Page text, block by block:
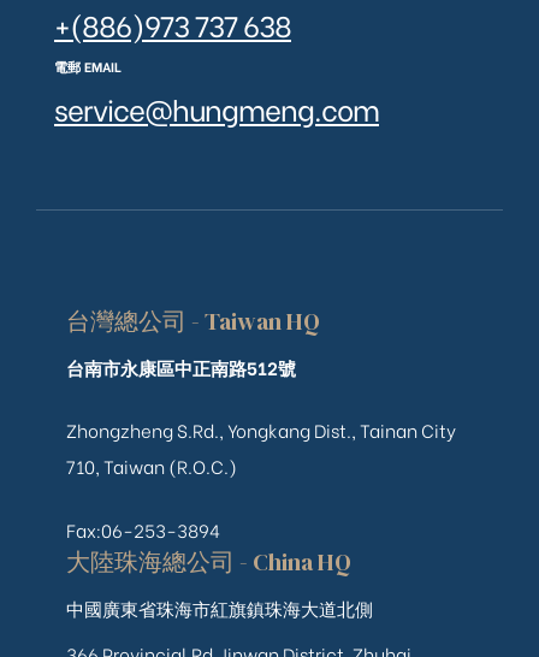
+(886)973 737 638
電郵 EMAIL
service@hungmeng.com
台灣總公司 - Taiwan HQ
台南市永康區中正南路512號
Zhongzheng S.Rd., Yongkang Dist., Tainan City
710, Taiwan (R.O.C.)
Fax:06-253-3894
大陸珠海總公司 - China HQ
中國廣東省珠海市紅旗鎮珠海大道北側